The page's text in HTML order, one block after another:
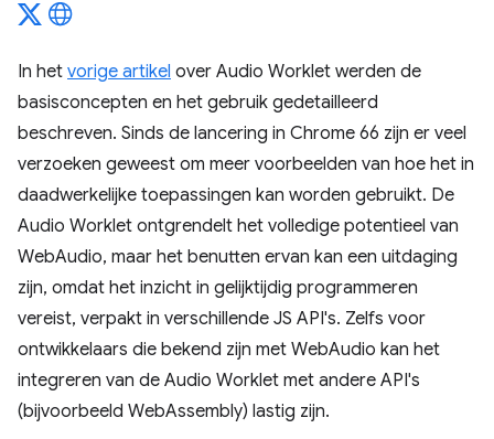
In het vorige artikel over Audio Worklet werden de
basisconcepten en het gebruik gedetailleerd
beschreven. Sinds de lancering in Chrome 66 zijn er veel
verzoeken geweest om meer voorbeelden van hoe het in
daadwerkelijke toepassingen kan worden gebruikt. De
Audio Worklet ontgrendelt het volledige potentieel van
WebAudio, maar het benutten ervan kan een uitdaging
zijn, omdat het inzicht in gelijktijdig programmeren
vereist, verpakt in verschillende JS API's. Zelfs voor
ontwikkelaars die bekend zijn met WebAudio kan het
integreren van de Audio Worklet met andere API's
(bijvoorbeeld WebAssembly) lastig zijn.